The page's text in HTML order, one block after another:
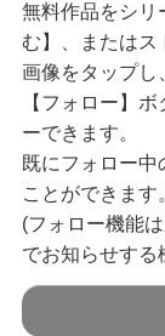
無料作品をシリ
む】、またはス
画像をタップし
【フォロー】
ーできます。
既にフォロー
ことができます
(フォロー機能
でお知らせする